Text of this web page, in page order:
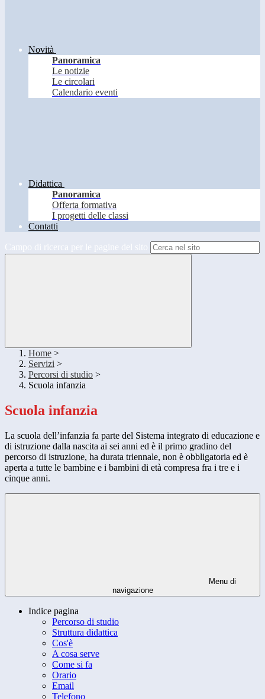
Novità
Panoramica
Le notizie
Le circolari
Calendario eventi
Didattica
Panoramica
Offerta formativa
I progetti delle classi
Contatti
Campo di ricerca per le pagine del sito
Home >
Servizi >
Percorsi di studio >
Scuola infanzia
Scuola infanzia
La scuola dell’infanzia fa parte del Sistema integrato di educazione e
di istruzione dalla nascita ai sei anni ed è il primo gradino del
percorso di istruzione, ha durata triennale, non è obbligatoria ed è
aperta a tutte le bambine e i bambini di età compresa fra i tre e i
cinque anni.
Menu di
navigazione
Indice pagina
Percorso di studio
Struttura didattica
Cos'è
A cosa serve
Come si fa
Orario
Email
Telefono